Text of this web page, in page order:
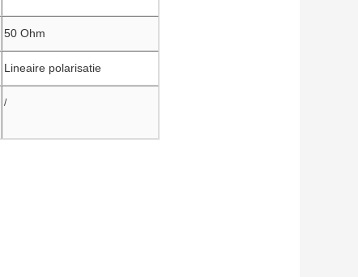
50 Ohm
Lineaire polarisatie
/